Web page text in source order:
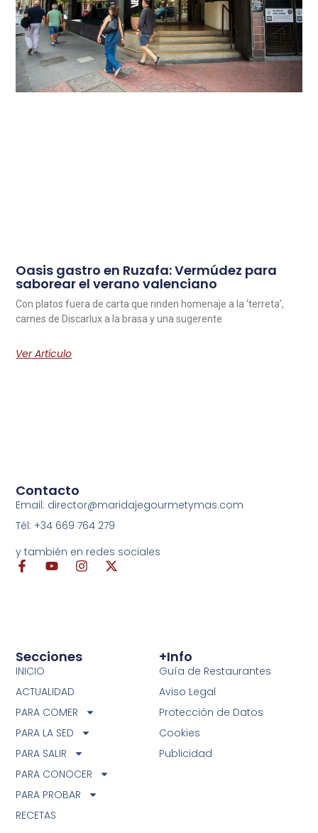
Oasis gastro en Ruzafa: Vermúdez para
saborear el verano valenciano
Con platos fuera de carta que rinden homenaje a la ‘terreta’,
carnes de Discarlux a la brasa y una sugerente
Ver Artículo
+info
Guía de Restaurantes
Aviso Legal
Protección de Datos
Cookies
Publicidad
Secciones
INICIO
ACTUALIDAD
PARA COMER
PARA LA SED
PARA SALIR
PARA CONOCER
PARA PROBAR
RECETAS
Contacto
Email: director@maridajegourmetymas.com
Tél: +34 669 764 279
y también en redes sociales